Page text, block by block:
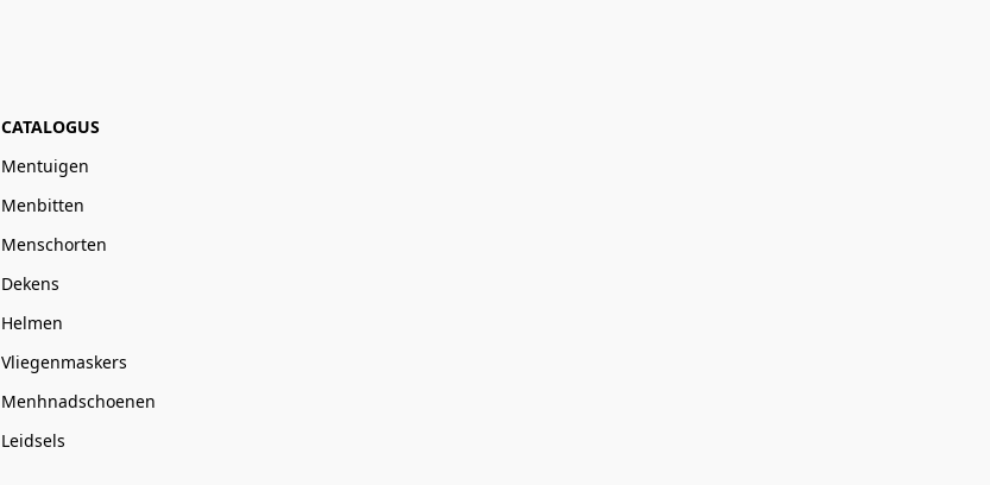
CATALOGUS
Mentuigen
Menbitten
Menschorten
Dekens
Helmen
Vliegenmaskers
Menhnadschoenen
Leidsels